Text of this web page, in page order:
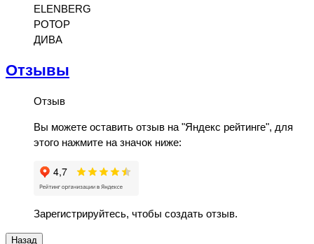
ELENBERG
РОТОР
ДИВА
Отзывы
Отзыв
Вы можете оставить отзыв на "Яндекс рейтинге", для
этого нажмите на значок ниже:
Зарегистрируйтесь, чтобы создать отзыв.